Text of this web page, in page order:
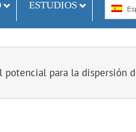
ESTUDIOS
potencial para la